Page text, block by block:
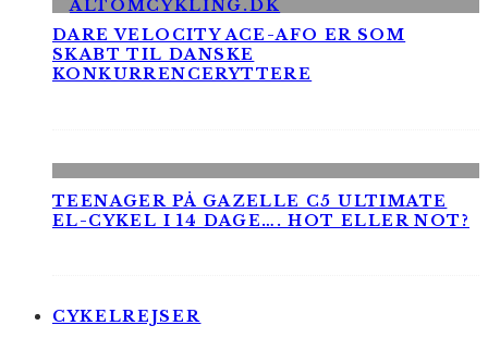
DARE VELOCITY ACE-AFO ER SOM
SKABT TIL DANSKE
KONKURRENCERYTTERE
TEENAGER PÅ GAZELLE C5 ULTIMATE
EL-CYKEL I 14 DAGE…. HOT ELLER NOT?
CYKELREJSER